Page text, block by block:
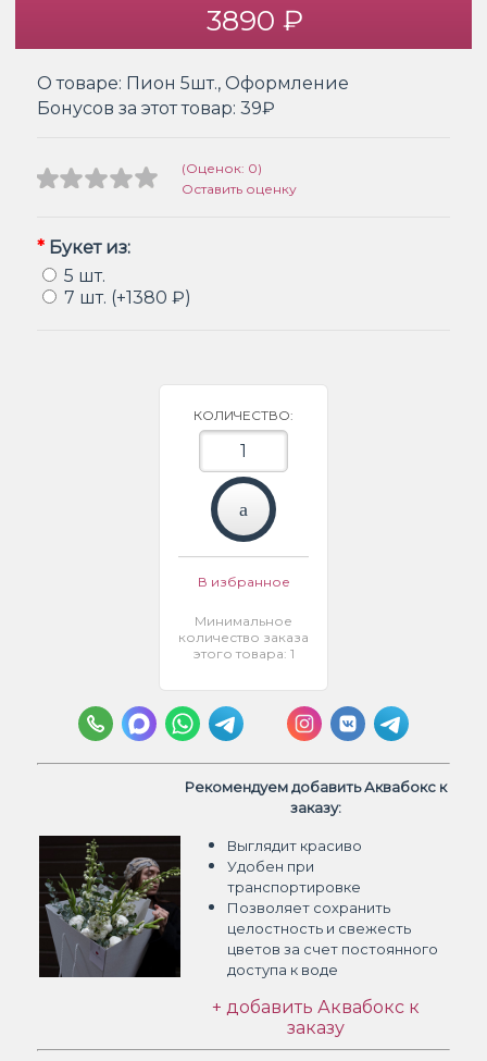
3890 ₽
О товаре: Пион 5шт., Оформление
Бонусов за этот товар: 39₽
(Оценок: 0)
Оставить оценку
* Букет из:
5 шт.
7 шт. (+1380 ₽)
КОЛИЧЕСТВО:
В избранное
Минимальное
количество заказа
этого товара: 1
Рекомендуем добавить Аквабокс к
заказу:
Выглядит красиво
Удобен при
транспортировке
Позволяет сохранить
целостность и свежесть
цветов за счет постоянного
доступа к воде
+ добавить Аквабокс к
заказу